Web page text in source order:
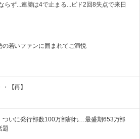
らず...連勝は4で止まる...ビド2回8失点で来日
の若いファンに囲まれてご満悦
【再】
ついに発行部数100万部割れ…最盛期653万部
題